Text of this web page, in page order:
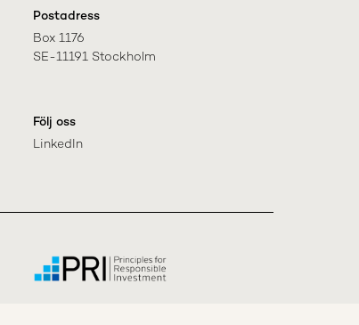
Postadress
Box 1176
SE-11191 Stockholm
Följ oss
LinkedIn